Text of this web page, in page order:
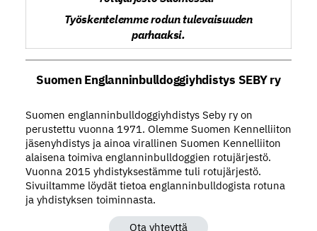
Työskentelemme rodun tulevaisuuden
parhaaksi.
Suomen Englanninbulldoggiyhdistys SEBY ry
Suomen englanninbulldoggiyhdistys Seby ry on
perustettu vuonna 1971. Olemme Suomen Kennelliiton
jäsenyhdistys ja ainoa virallinen Suomen Kennelliiton
alaisena toimiva englanninbulldoggien rotujärjestö.
Vuonna 2015 yhdistyksestämme tuli rotujärjestö.
Sivuiltamme löydät tietoa englanninbulldogista rotuna
ja yhdistyksen toiminnasta.
Ota yhteyttä